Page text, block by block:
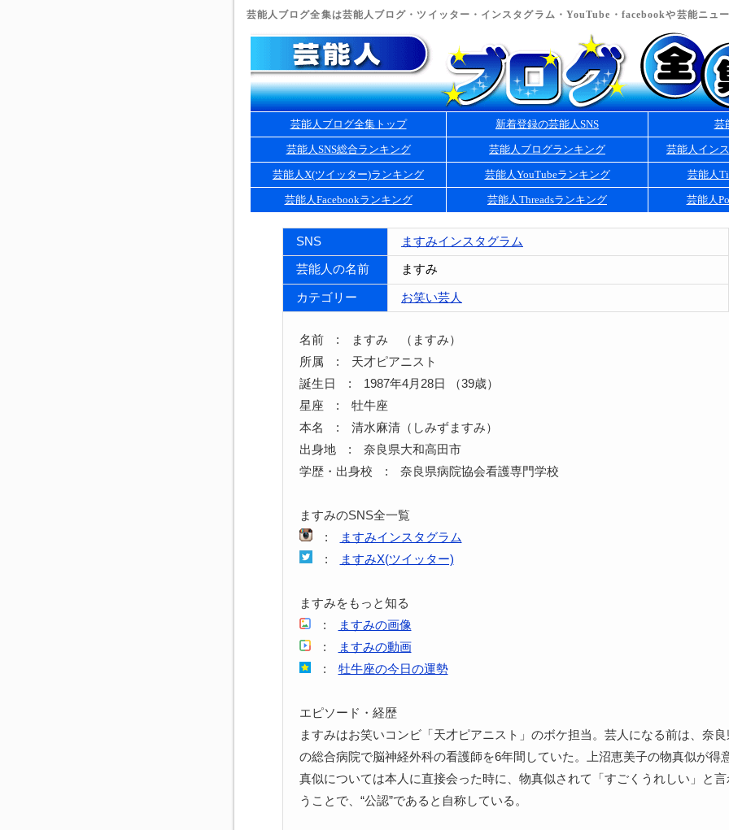
芸能人ブログ全集は芸能人ブログ・ツイッター・インスタグラム・YouTube・facebookや芸能ニュ
芸能人ブログ全集トップ 新着登録の芸能人SNS 芸
芸能人SNS総合ランキング 芸能人ブログランキング 芸能人イン
芸能人X(ツイッター)ランキング 芸能人YouTubeランキング 芸能人
芸能人Facebookランキング 芸能人Threadsランキング 芸能人
SNS ますみインスタグラム
芸能人の名前 ますみ
カテゴリー お笑い芸人
名前 : ますみ （ますみ）
所属 : 天才ピアニスト
誕生日 : 1987年4月28日 （39歳）
星座 : 牡牛座
本名 : 清水麻清（しみずますみ）
出身地 : 奈良県大和高田市
学歴・出身校 : 奈良県病院協会看護専門学校
ますみのSNS全一覧
:
ますみインスタグラム
:
ますみX(ツイッター)
ますみをもっと知る
:
ますみの画像
:
ますみの動画
: 牡牛座の今日の運勢
エピソード・経歴
ますみはお笑いコンビ「天才ピアニスト」のボケ担当。芸人になる前は、奈
の総合病院で脳神経外科の看護師を6年間していた。上沼恵美子の物真似が得
真似については本人に直接会った時に、物真似されて「すごくうれしい」と
うことで、“公認”であると自称している。